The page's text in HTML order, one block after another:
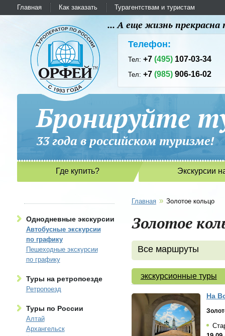
Главная Как заказать Турагентствам и туристам
... А еще жизнь
Телефон:
Тел:+7(495) 107-03-34
Тел:+7(985) 906-16-02
Бронируйте
33 года в российском
Где купить? Экскурсии
Однодневные экскурсии
Автобусные экскурсии
по графику
Пешеходные экскурсии
по графику
Туры на ретропоезде
Ретропоезд
Туры по России
Алтай
Архангельск
Главная » Золотое кольцо
Золотое
Все маршруты
экскурсионные туры
На